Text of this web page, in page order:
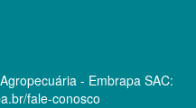
- Embrapa SAC:
fale-conosco